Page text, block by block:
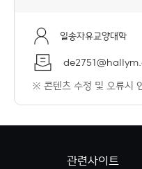
일송자유교양대학
※ 콘텐츠 수정 및 오류시
관련사이트